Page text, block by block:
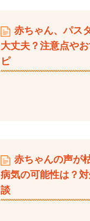
赤ちゃん、パス
大丈夫？注意点や
ピ
赤ちゃんの声が
病気の可能性は？
談